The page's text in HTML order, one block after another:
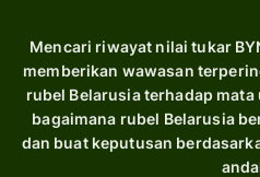
Mencari riwayat nilai tukar
memberikan wawasan
rubel Belarusia terhadap
bagaimana rubel Belarusia
dan buat keputusan